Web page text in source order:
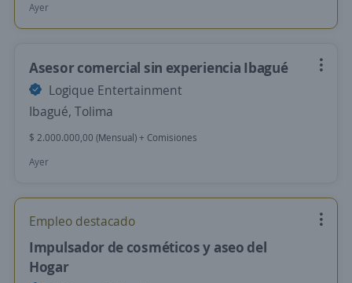
Ayer
Asesor comercial sin experiencia Ibagué
Logique Entertainment
Ibagué, Tolima
$ 2.000.000,00 (Mensual) + Comisiones
Ayer
Empleo destacado
Impulsador de cosméticos y aseo del
Hogar